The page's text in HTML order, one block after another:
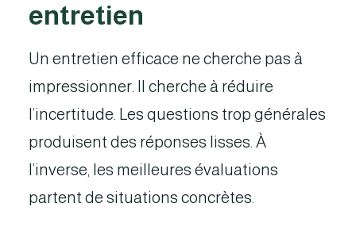
entretien
Un entretien efficace ne cherche pas à
impressionner. Il cherche à réduire
l’incertitude. Les questions trop générales
produisent des réponses lisses. À
l’inverse, les meilleures évaluations
partent de situations concrètes.